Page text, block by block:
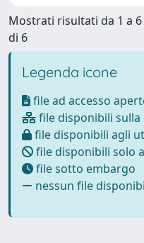
Mostrati risultati da 1 a 6
di 6
Legenda icone
file ad accesso
file disponibili
file disponibili agli
file disponibili solo
file sotto embargo
nessun file